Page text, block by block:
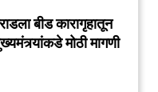
बीड कारागृहातून
मोठी मागणी